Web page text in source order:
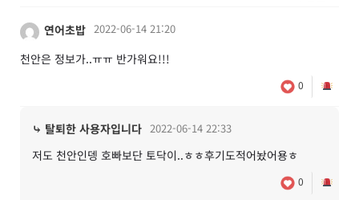
연어초밥 2022-06-14 21:20
천안은 정보가..ㅠㅠ 반가워요!!!
0
⤷ 탈퇴한 사용자입니다 2022-06-14 22:33
저도 천안인뎅 호빠보단 토닥이..ㅎㅎ후기도적어놨어용ㅎ
0